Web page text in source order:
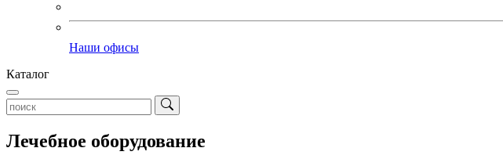
Наши офисы
Каталог
Лечебное оборудование